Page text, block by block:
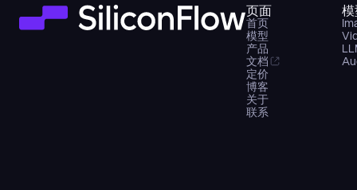
页面
首页
模型
产品
文档
定价
博客
关于
联系